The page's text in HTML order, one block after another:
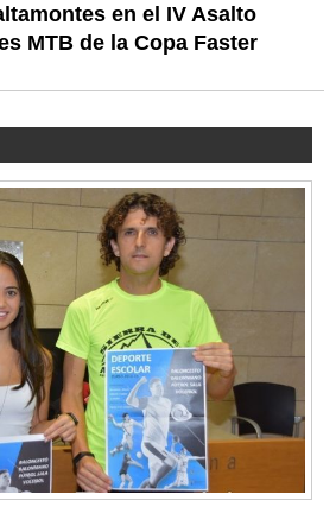
en el IV Asalto
MTB de la Copa Faster